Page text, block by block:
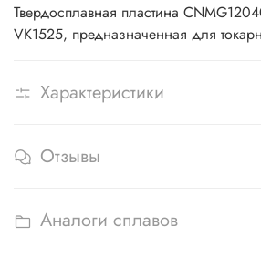
Твердосплавная пластина
VK1525, предназначенная для
Характеристики
Отзывы
Аналоги сплавов